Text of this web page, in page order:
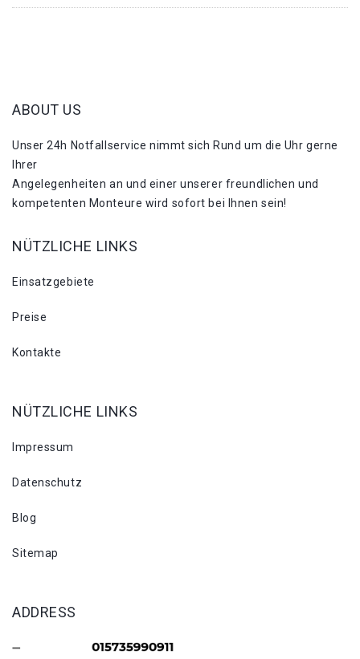
ABOUT US
Unser 24h Notfallservice nimmt sich Rund um die Uhr gerne
Ihrer
Angelegenheiten an und einer unserer freundlichen und
kompetenten Monteure wird sofort bei Ihnen sein!
NÜTZLICHE LINKS
Einsatzgebiete
Preise
Kontakte
NÜTZLICHE LINKS
Impressum
Datenschutz
Blog
Sitemap
ADDRESS